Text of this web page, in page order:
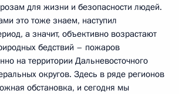
для жизни и безопасности людей.
это тоже знаем, наступил
а значит, объективно возрастают
бедствий – пожаров
на территории Дальневосточного
округов. Здесь в ряде регионов
обстановка, и сегодня мы